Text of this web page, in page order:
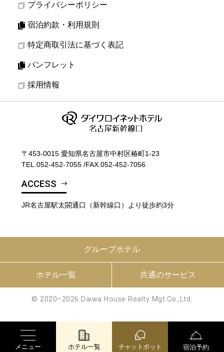
プライバシーポリシー
宿泊約款・利用規則
特定商取引法に基づく表記
パンフレット
採用情報
〒453-0015 愛知県名古屋市中村区椿町1-23
TEL.052-452-7055 /FAX.052-452-7056
ACCESS
JR名古屋駅太閤通口（新幹線口）より徒歩約3分
グループホテル
ホテル一覧 共通のサービス
© 2020–2026 Daiwa House Realty Mgt.Co.,Ltd.
メニュー ホテル一覧 チャットボット 宿泊予約